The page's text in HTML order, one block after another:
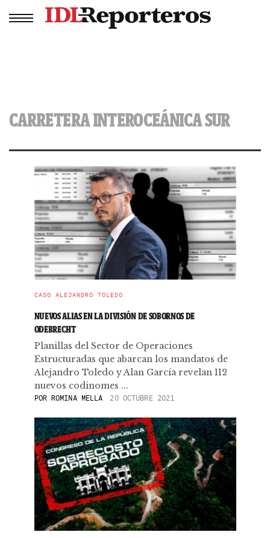
CARRETERA INTEROCEÁNICA SUR
CASO ALEJANDRO TOLEDO
NUEVOS ALIAS EN LA DIVISIÓN DE SOBORNOS DE
ODEBRECHT
Planillas del Sector de Operaciones
Estructuradas que abarcan los mandatos de
Alejandro Toledo y Alan García revelan 112
nuevos codinomes ...
POR ROMINA MELLA 20 OCTUBRE 2021